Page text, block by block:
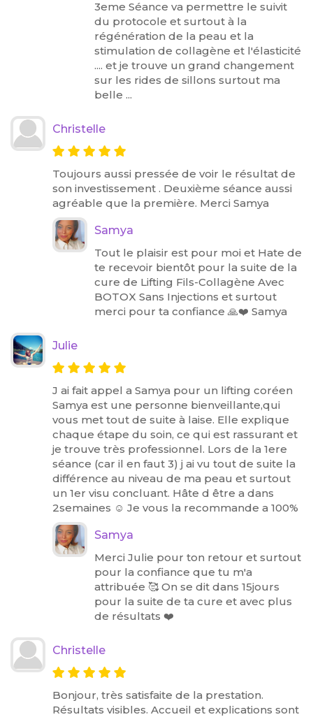
3eme Séance va permettre le suivit
du protocole et surtout à la
régénération de la peau et la
stimulation de collagène et l'élasticité
.... et je trouve un grand changement
sur les rides de sillons surtout ma
belle ...
Christelle
Toujours aussi pressée de voir le résultat de
son investissement . Deuxième séance aussi
agréable que la première. Merci Samya
Samya
Tout le plaisir est pour moi et Hate de
te recevoir bientôt pour la suite de la
cure de Lifting Fils-Collagène Avec
BOTOX Sans Injections et surtout
merci pour ta confiance 🙏❤️ Samya
Julie
J ai fait appel a Samya pour un lifting coréen
Samya est une personne bienveillante,qui
vous met tout de suite à laise. Elle explique
chaque étape du soin, ce qui est rassurant et
je trouve très professionnel. Lors de la 1ere
séance (car il en faut 3) j ai vu tout de suite la
différence au niveau de ma peau et surtout
un 1er visu concluant. Hâte d être a dans
2semaines ☺️ Je vous la recommande a 100%
Samya
Merci Julie pour ton retour et surtout
pour la confiance que tu m'a
attribuée 🥰 On se dit dans 15jours
pour la suite de ta cure et avec plus
de résultats ❤️
Christelle
Bonjour, très satisfaite de la prestation.
Résultats visibles. Accueil et explications sont